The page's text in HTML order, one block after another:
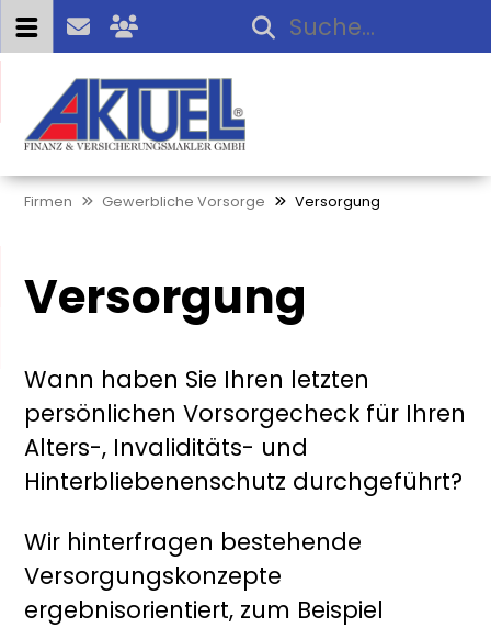
Firmen Gewerbliche Vorsorge Versorgung
Versorgung
Wann haben Sie Ihren letzten
persönlichen Vorsorgecheck für Ihren
Alters-, Invaliditäts- und
Hinterbliebenenschutz durchgeführt?
Wir hinterfragen bestehende
Versorgungskonzepte
ergebnisorientiert, zum Beispiel